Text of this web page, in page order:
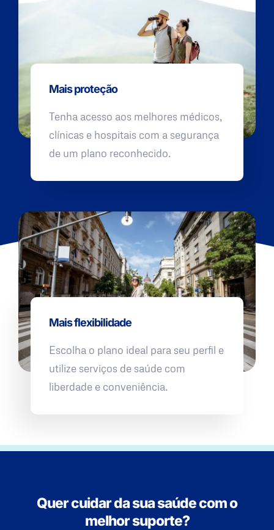
Mais proteção
Tenha acesso aos melhores médicos,
clínicas e hospitais com a segurança
de um plano reconhecido.
Mais flexibilidade
Escolha o plano ideal para seu perfil e
utilize serviços de saúde com
liberdade e conveniência.
Quer cuidar da sua saúde com o
melhor suporte?